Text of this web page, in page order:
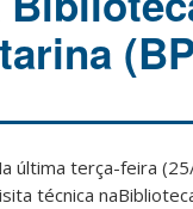
última terça-feira
técnica